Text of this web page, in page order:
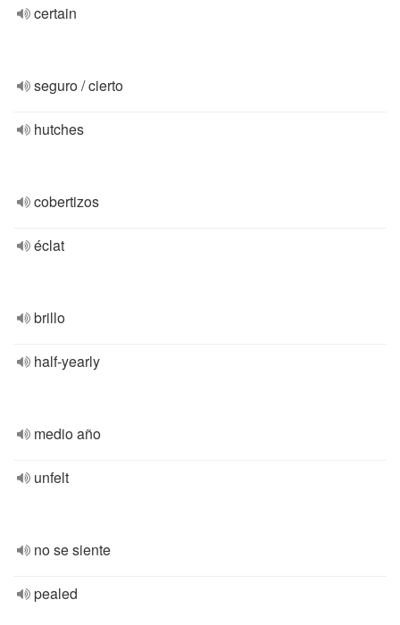
certain
seguro / cierto
hutches
cobertizos
éclat
brillo
half-yearly
medio año
unfelt
no se siente
pealed